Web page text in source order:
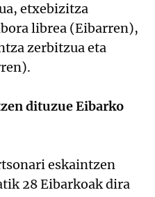
etxebizitza
librea (Eibarren),
zerbitzua eta
dituzue Eibarko
eskaintzen
28 Eibarkoak dira